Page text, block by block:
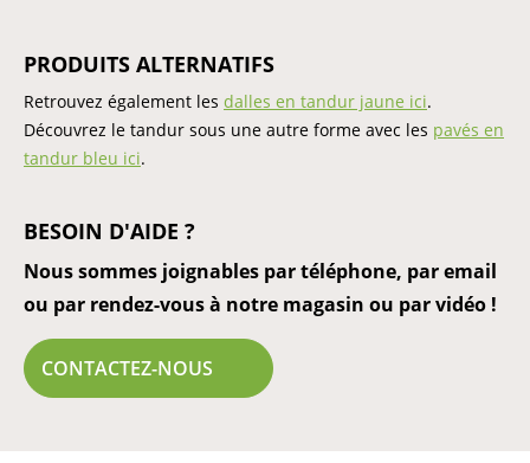
PRODUITS ALTERNATIFS
Retrouvez également les dalles en tandur jaune ici.
Découvrez le tandur sous une autre forme avec les pavés en
tandur bleu ici.
BESOIN D'AIDE ?
Nous sommes joignables par téléphone, par email
ou par rendez-vous à notre magasin ou par vidéo !
CONTACTEZ-NOUS